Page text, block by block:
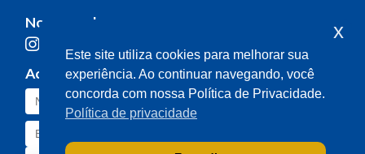
Nossas redes
Acompanhe o meu mandato
Este site utiliza cookies para melhorar sua
experiência. Ao continuar navegando, você
concorda com nossa Política de Privacidade.
Política de privacidade
x